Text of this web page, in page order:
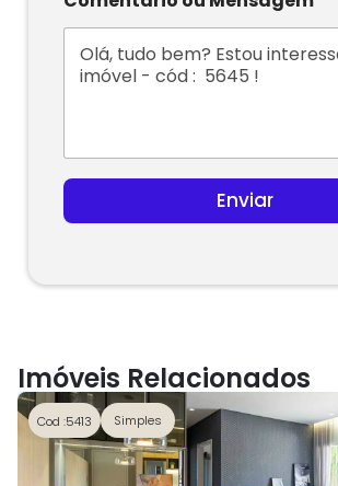
o
u
n
e
l
c
d
Enviar
Imóveis Relacionados
Cod :5413 Simples